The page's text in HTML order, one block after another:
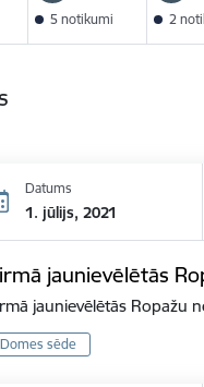
5 notikumi 2
Datums
1. jūlijs, 2021
jaunievēlētās
jaunievēlētās Ropažu
Domes sēde